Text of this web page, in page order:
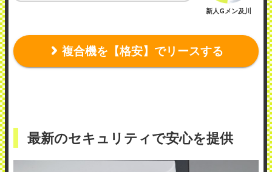
新人Gメン及川
複合機を【格安】でリースする
最新のセキュリティで安心を提供